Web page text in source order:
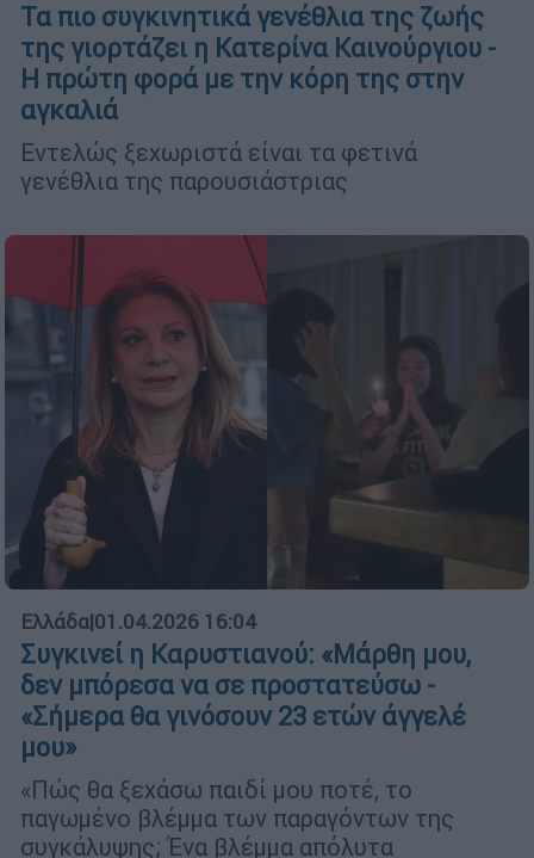
Τα πιο συγκινητικά γενέθλια της ζωής
της γιορτάζει η Κατερίνα Καινούργιου -
Η πρώτη φορά με την κόρη της στην
αγκαλιά
Εντελώς ξεχωριστά είναι τα φετινά
γενέθλια της παρουσιάστριας
Ελλάδα|01.04.2026 16:04
Συγκινεί η Καρυστιανού: «Μάρθη μου,
δεν μπόρεσα να σε προστατεύσω -
«Σήμερα θα γινόσουν 23 ετών άγγελέ
μου»
«Πώς θα ξεχάσω παιδί μου ποτέ, το
παγωμένο βλέμμα των παραγόντων της
συγκάλυψης; Ένα βλέμμα απόλυτα